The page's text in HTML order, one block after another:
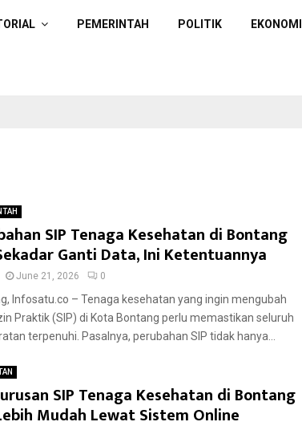
PEMERINTAH POLITIK EKONOMI
SIP Tenaga Kesehatan di Bontang
Ganti Data, Ini Ketentuannya
June 21, 2026 0
Infosatu.co – Tenaga kesehatan yang ingin mengubah
Praktik (SIP) di Kota Bontang perlu memastikan seluruh
terpenuhi. Pasalnya, perubahan SIP tidak hanya...
SIP Tenaga Kesehatan di Bontang
Mudah Lewat Sistem Online